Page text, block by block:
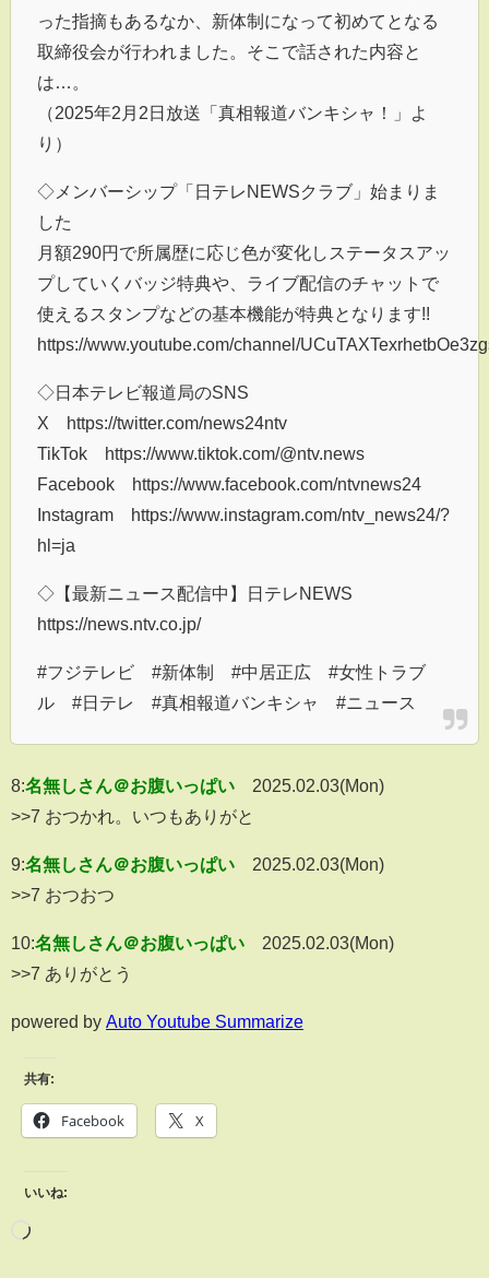
った指摘もあるなか、新体制になって初めてとなる
取締役会が行われました。そこで話された内容と
は…。
（2025年2月2日放送「真相報道バンキシャ！」よ
り）
◇メンバーシップ「日テレNEWSクラブ」始まりま
した
月額290円で所属歴に応じ色が変化しステータスアッ
プしていくバッジ特典や、ライブ配信のチャットで
使えるスタンプなどの基本機能が特典となります!!
https://www.youtube.com/channel/
◇日本テレビ報道局のSNS
X https://twitter.com/news24ntv
TikTok https://www.tiktok.com/@ntv.news
Facebook https://www.facebook.com/ntvnews24
Instagram https://www.instagram.com/ntv_news24/?
hl=ja
◇【最新ニュース配信中】日テレNEWS
https://news.ntv.co.jp/
#フジテレビ #新体制 #中居正広 #女性トラブ
ル #日テレ #真相報道バンキシャ #ニュース
8:名無しさん＠お腹いっぱい
2025.02.03(Mon)
>>7 おつかれ。いつもありがと
9:名無しさん＠お腹いっぱい
2025.02.03(Mon)
>>7 おつおつ
10:名無しさん＠お腹いっぱい
2025.02.03(Mon)
>>7 ありがとう
powered by Auto Youtube Summarize
共有:
Facebook X
いいね: